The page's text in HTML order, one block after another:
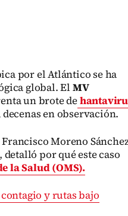
por el Atlántico se ha
global. El MV
un brote de
en observación.
Moreno
por qué este caso
la Salud (OMS).
y rutas bajo